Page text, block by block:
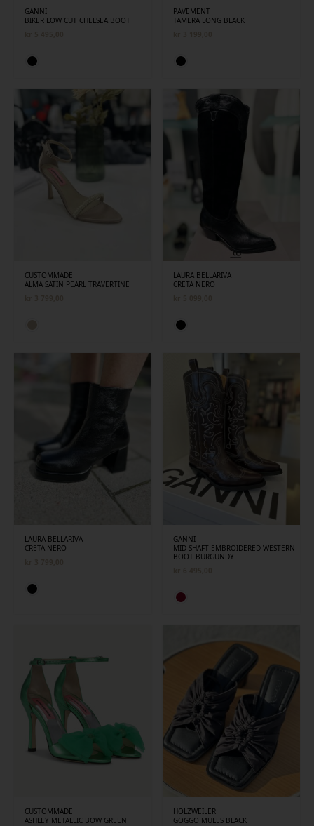
GANNI
BIKER LOW CUT CHELSEA BOOT
PAVEMENT
TAMERA LONG BLACK
CUSTOMMADE
ALMA SATIN PEARL TRAVERTINE
LAURA BELLARIVA
CRETA NERO
LAURA BELLARIVA
CRETA NERO
GANNI
MID SHAFT EMBROIDERED WESTERN
BOOT BURGUNDY
CUSTOMMADE
ASHLEY METALLIC BOW GREEN
HOLZWEILER
GOGGO MULES BLACK